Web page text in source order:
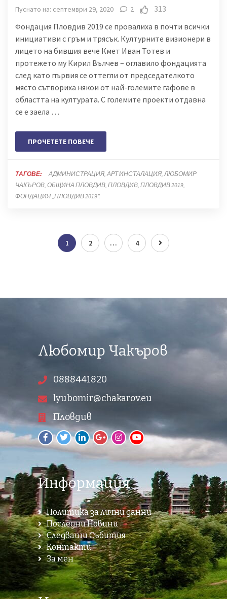
Пуснато на: септември 29, 2020 2
313
Фондация Пловдив 2019 се провалиха в почти всички
инициативи с гръм и трясък. Културните визионери в
лицето на бившия вече Кмет Иван Тотев и
протежето му Кирил Вълчев – оглавило фондацията
след като първия се оттегли от председателкото
място сътвориха някои от най-големите гафове в
областта на културата. С големите проекти отдавна
се е заела …
ПРОЧЕТЕТЕ ПОВЕЧЕ
ТАГОВЕ: АДМИНИСТРАЦИЯ АРТ ИНСТАЛАЦИЯ ЛЮБОМИР
ЧАКЪРОВ ОБЩИНА ПЛОВДИВ ПЛОВДИВ ПЛОВДИВ 2019
ФОНДАЦИЯ „ПЛОВДИВ 2019”.
1 2 … 4
Любомир Чакъров
0888441820
lyubomir@chakarov.eu
Пловдив
Информация
Политика за лични данни
Последни Новини
Следващи Събития
Контакти
За мен